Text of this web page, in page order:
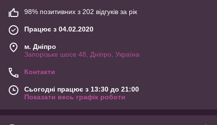
98% позитивних з 202 відгуків за рік
Працює з 04.02.2020
м. Дніпро
Запорізьке шосе 48, Дніпро, Україна
Контакти
Сьогодні працює з 13:30 до 21:00
Показати весь графік роботи